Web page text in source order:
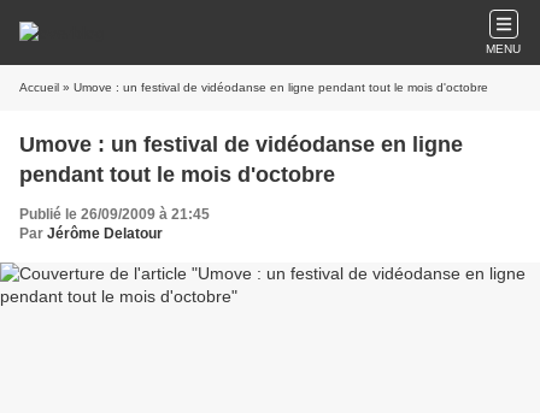
MENU
Accueil » Umove : un festival de vidéodanse en ligne pendant tout le mois d'octobre
Umove : un festival de vidéodanse en ligne
pendant tout le mois d'octobre
Publié le 26/09/2009 à 21:45
Par Jérôme Delatour